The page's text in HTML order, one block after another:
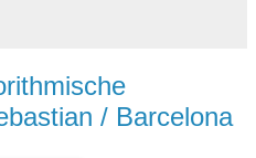
/ Barcelona